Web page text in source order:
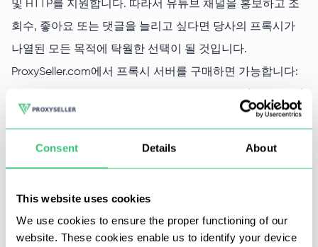
Consent Details About
This website uses cookies
We use cookies to ensure the proper functioning of our
website. These cookies enable us to identify your device
및 HTTP를 지원합니다. 따라서 유튜브 채널을 홍보하고 조
회수, 좋아요 또는 댓글을 늘리고 싶다면 당사의 프록시가
나열된 모든 목적에 탁월한 선택이 될 것입니다.
ProxySeller.com에서 프록시 서버를 구매하면 가능합니다: